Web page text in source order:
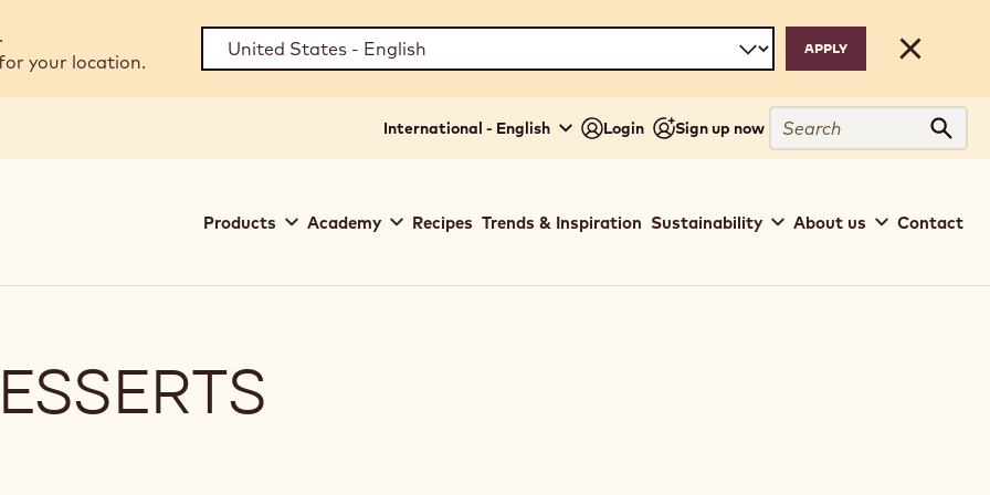
your location.
Close
International - English Login Sign up now
Search
navigation
Products Academy Recipes Trends & Inspiration Sustainability About us Contact